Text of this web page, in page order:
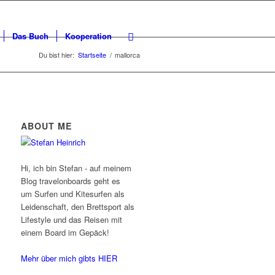
Das Buch Kooperation
Du bist hier: Startseite / mallorca
ABOUT ME
Hi, ich bin Stefan - auf meinem
Blog travelonboards geht es
um Surfen und Kitesurfen als
Leidenschaft, den Brettsport als
Lifestyle und das Reisen mit
einem Board im Gepäck!
Mehr über mich gibts HIER